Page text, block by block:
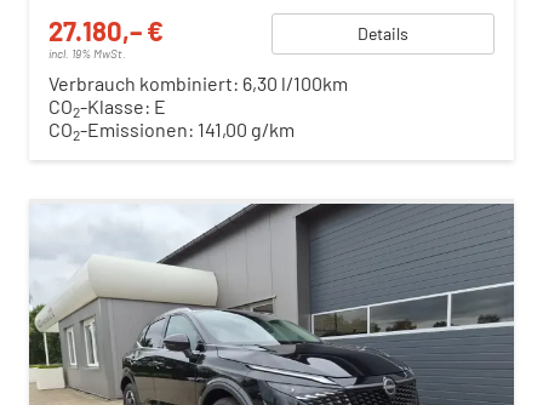
27.180,– €
incl. 19% MwSt.
Details
Verbrauch kombiniert: 6,30 l/100km
CO2-Klasse: E
CO2-Emissionen: 141,00 g/km